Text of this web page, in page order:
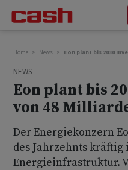
Home News Eon plant bis 2030
NEWS
Eon plant bis
von 48
Der Energiekonzern
des Jahrzehnts kräftig
Energieinfrastruktur.